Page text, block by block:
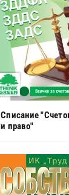
Списание
и право"